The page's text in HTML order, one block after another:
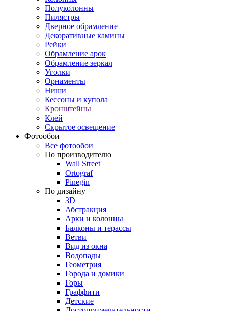
Полуколонны
Пилястры
Дверное обрамление
Декоративные камины
Рейки
Обрамление арок
Обрамление зеркал
Уголки
Орнаменты
Ниши
Кессоны и купола
Кронштейны
Клей
Скрытое освещение
Фотообои
Все фотообои
По производителю
Wall Street
Ortograf
Pinegin
По дизайну
3D
Абстракция
Арки и колонны
Балконы и терассы
Ветви
Вид из окна
Водопады
Геометрия
Города и домики
Горы
Граффити
Детские